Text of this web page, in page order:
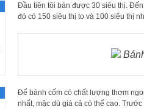
Đầu tiên tôi bán được 30 siêu thị.
đó có 150 siêu thị to và 100 siêu thị
Để bánh cốm có chất lượng thơm
nhất, mặc dù giá cả có thể cao.